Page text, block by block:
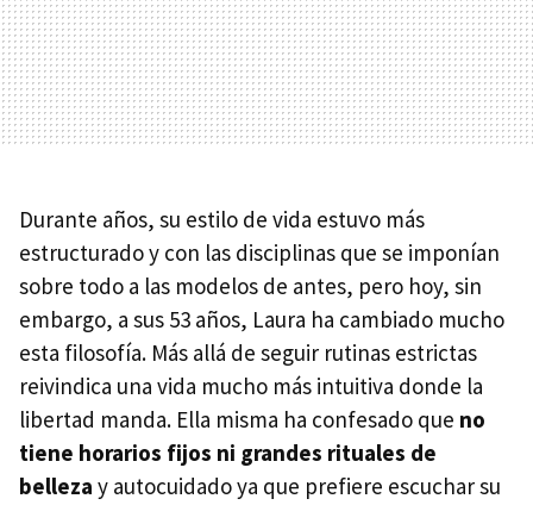
Durante años, su estilo de vida estuvo más
estructurado y con las disciplinas que se imponían
sobre todo a las modelos de antes, pero hoy, sin
embargo, a sus 53 años, Laura ha cambiado mucho
esta filosofía. Más allá de seguir rutinas estrictas
reivindica una vida mucho más intuitiva donde la
libertad manda. Ella misma ha confesado que no
tiene horarios fijos ni grandes rituales de
belleza y autocuidado ya que prefiere escuchar su